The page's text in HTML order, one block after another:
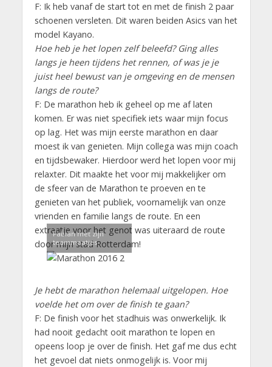
F: Ik heb vanaf de start tot en met de finish 2 paar
schoenen versleten. Dit waren beiden Asics van het
model Kayano.
Hoe heb je het lopen zelf beleefd? Ging alles
langs je heen tijdens het rennen, of was je je
juist heel bewust van je omgeving en de mensen
langs de route?
F: De marathon heb ik geheel op me af laten
komen. Er was niet specifiek iets waar mijn focus
op lag. Het was mijn eerste marathon en daar
moest ik van genieten. Mijn collega was mijn coach
en tijdsbewaker. Hierdoor werd het lopen voor mij
relaxter. Dit maakte het voor mij makkelijker om
de sfeer van de Marathon te proeven en te
genieten van het publiek, voornamelijk van onze
vrienden en familie langs de route. En een
extraatje voor het genot was uiteraard de route
door mijn stad Rotterdam!
Fabian met zijn
teammaatjes
Je hebt de marathon helemaal uitgelopen. Hoe
voelde het om over de finish te gaan?
F: De finish voor het stadhuis was onwerkelijk. Ik
had nooit gedacht ooit marathon te lopen en
opeens loop je over de finish. Het gaf me dus echt
het gevoel dat niets onmogelijk is. Voor mij